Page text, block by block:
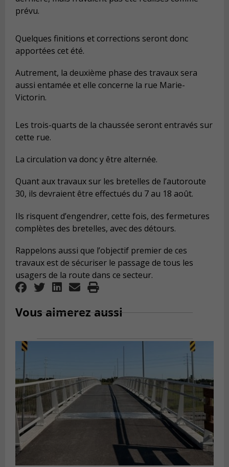
prévu.
Quelques finitions et corrections seront donc
apportées cet été.
Autrement, la deuxième phase des travaux sera
aussi entamée et elle concerne la rue Marie-
Victorin.
Les trois-quarts de la chaussée seront entravés sur
cette rue.
La circulation va donc y être alternée.
Quant aux travaux sur les bretelles de l’autoroute
30, ils devraient être effectués du 7 au 18 août.
Ils risquent d’engendrer, cette fois, des fermetures
complètes des bretelles, avec des détours.
Rappelons aussi que l’objectif premier de ces
travaux est de sécuriser le passage de tous les
usagers de la route dans ce secteur.
Vous aimerez aussi